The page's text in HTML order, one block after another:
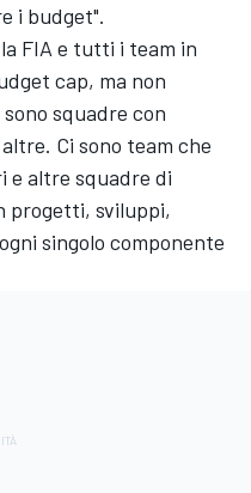
i budget".
FIA e tutti i team in
cap, ma non
squadre con
Ci sono team che
e altre squadre di
progetti, sviluppi,
singolo componente